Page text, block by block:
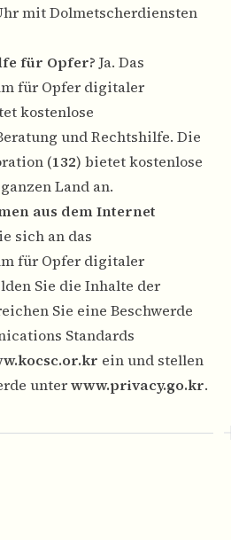
mit Dolmetscherdiensten
für Opfer? Ja. Das
für Opfer digitaler
kostenlose
und Rechtshilfe. Die
(132) bietet kostenlose
Land an.
aus dem Internet
sich an das
für Opfer digitaler
Sie die Inhalte der
Sie eine Beschwerde
Standards
ein und stellen
unterwww.privacy.go.kr.